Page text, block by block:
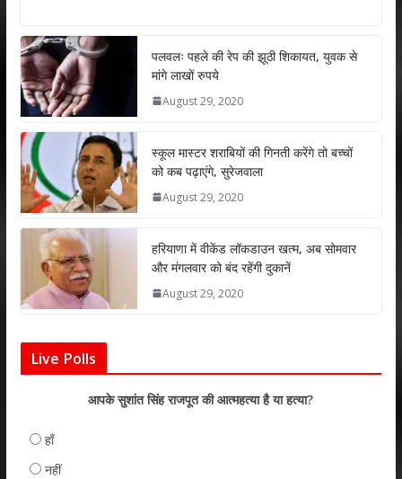
at
s
A
p
p
e
b
o
k
er e
dI
n
l e
पलवलः पहले की रेप की झूठी शिकायत, युवक से
मांगे लाखों रुपये
August 29, 2020
स्कूल मास्टर शराबियों की गिनती करेंगे तो बच्चों
को कब पढ़ाएंगे, सुरेजवाला
August 29, 2020
हरियाणा में वीकेंड लॉकडाउन खत्म, अब सोमवार
और मंगलवार को बंद रहेंगी दुकानें
August 29, 2020
Live Polls
आपके सुशांत सिंह राजपूत की आत्महत्या है या हत्या?
हाँ
नहीं